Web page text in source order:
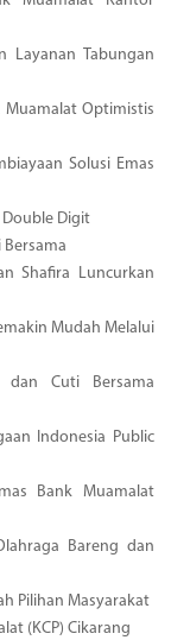
Layanan Tabungan
Muamalat Optimistis
Solusi Emas
Double Digit
Shafira Luncurkan
Mudah Melalui
dan Cuti Bersama
Indonesia Public
Bank Muamalat
Bareng dan
Pilihan Masyarakat
(KCP) Cikarang